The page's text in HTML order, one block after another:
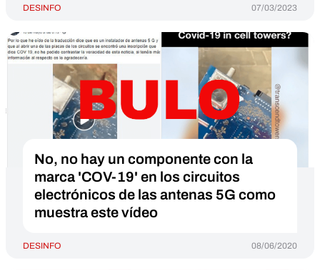
DESINFO 07/03/2023
No, no hay un componente con la
marca 'COV-19' en los circuitos
electrónicos de las antenas 5G como
muestra este vídeo
DESINFO 08/06/2020